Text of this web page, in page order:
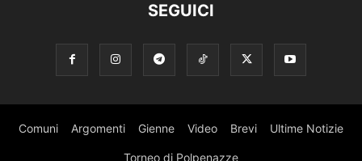
SEGUICI
Comuni Argomenti Gienne Video Brevi Ultime Notizie
Torneo di Polpenazze